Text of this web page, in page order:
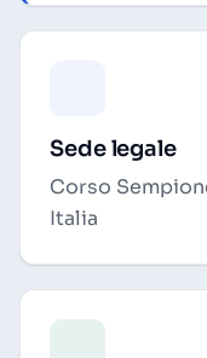
Sede legale
Corso
Italia